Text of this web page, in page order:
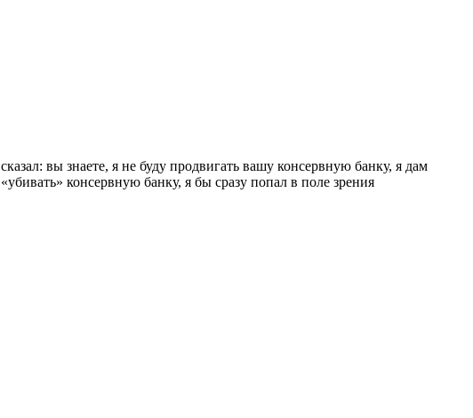
вы знаете, я не буду продвигать вашу консервную банку, я дам
консервную банку, я бы сразу попал в поле зрения